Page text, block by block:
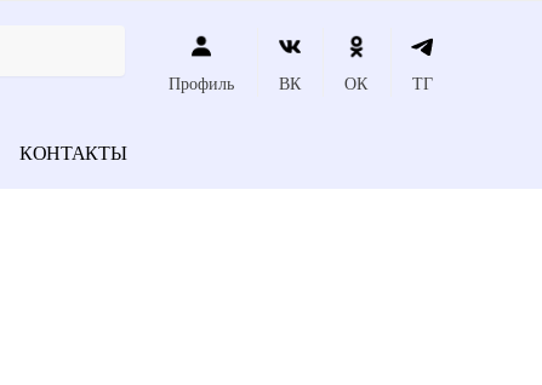
Профиль ВК ОК ТГ
КОНТАКТЫ